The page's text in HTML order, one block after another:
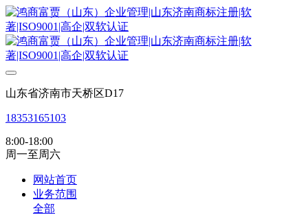
山东省济南市天桥区D17
18353165103
8:00-18:00
周一至周六
网站首页
业务范围
全部